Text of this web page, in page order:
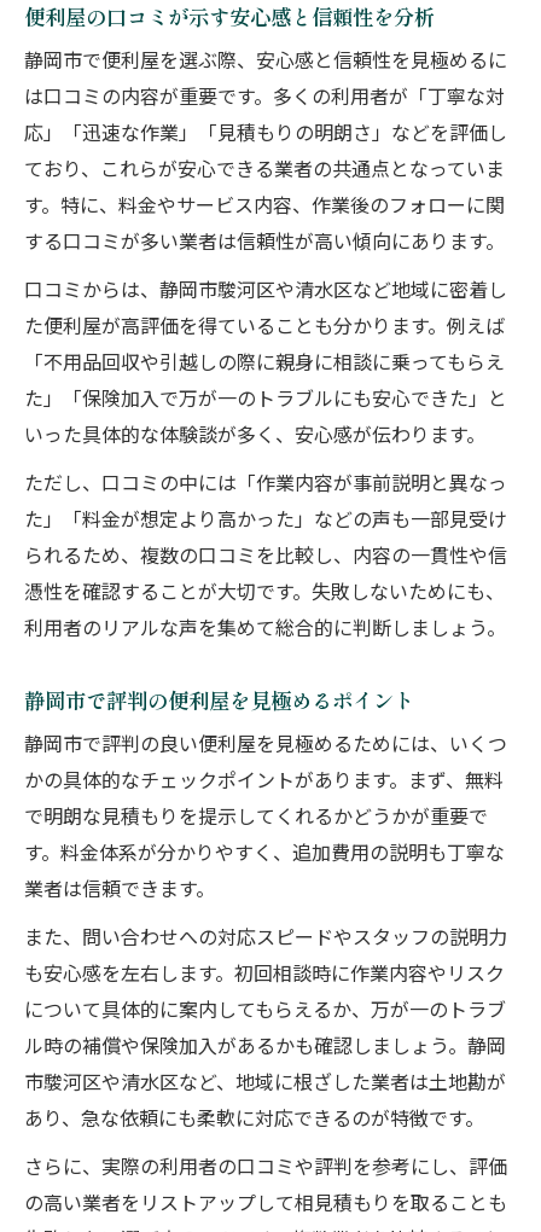
便利屋の口コミが示す安心感と信頼性を分析
静岡市で便利屋を選ぶ際、安心感と信頼性を見極めるに
は口コミの内容が重要です。多くの利用者が「丁寧な対
応」「迅速な作業」「見積もりの明朗さ」などを評価し
ており、これらが安心できる業者の共通点となっていま
す。特に、料金やサービス内容、作業後のフォローに関
する口コミが多い業者は信頼性が高い傾向にあります。
口コミからは、静岡市駿河区や清水区など地域に密着し
た便利屋が高評価を得ていることも分かります。例えば
「不用品回収や引越しの際に親身に相談に乗ってもらえ
た」「保険加入で万が一のトラブルにも安心できた」と
いった具体的な体験談が多く、安心感が伝わります。
ただし、口コミの中には「作業内容が事前説明と異なっ
た」「料金が想定より高かった」などの声も一部見受け
られるため、複数の口コミを比較し、内容の一貫性や信
憑性を確認することが大切です。失敗しないためにも、
利用者のリアルな声を集めて総合的に判断しましょう。
静岡市で評判の便利屋を見極めるポイント
静岡市で評判の良い便利屋を見極めるためには、いくつ
かの具体的なチェックポイントがあります。まず、無料
で明朗な見積もりを提示してくれるかどうかが重要で
す。料金体系が分かりやすく、追加費用の説明も丁寧な
業者は信頼できます。
また、問い合わせへの対応スピードやスタッフの説明力
も安心感を左右します。初回相談時に作業内容やリスク
について具体的に案内してもらえるか、万が一のトラブ
ル時の補償や保険加入があるかも確認しましょう。静岡
市駿河区や清水区など、地域に根ざした業者は土地勘が
あり、急な依頼にも柔軟に対応できるのが特徴です。
さらに、実際の利用者の口コミや評判を参考にし、評価
の高い業者をリストアップして相見積もりを取ることも